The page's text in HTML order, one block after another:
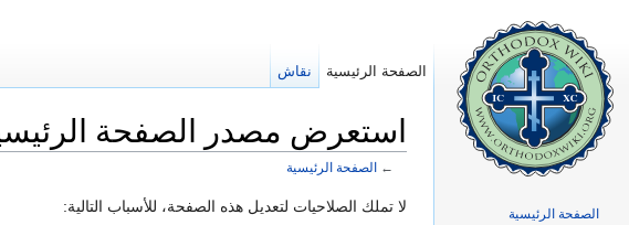
استعرض مصدر الصفحة
← الصفحة الرئيسية
لا تملك الصلاحيات لتعديل هذه الصفحة، للأسباب التالية:
نقاش الصفحة الرئيسية
الصفحة الرئيسية